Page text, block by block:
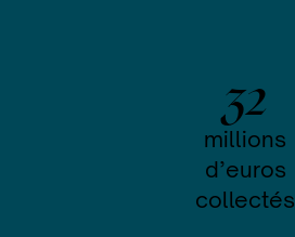
32
millions
d’euros
collectés